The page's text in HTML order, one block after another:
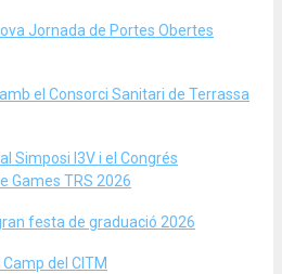
Jornada de Portes Obertes
el Consorci Sanitari de Terrassa
Simposi I3V i el Congrés
Games TRS 2026
festa de graduació 2026
del CITM